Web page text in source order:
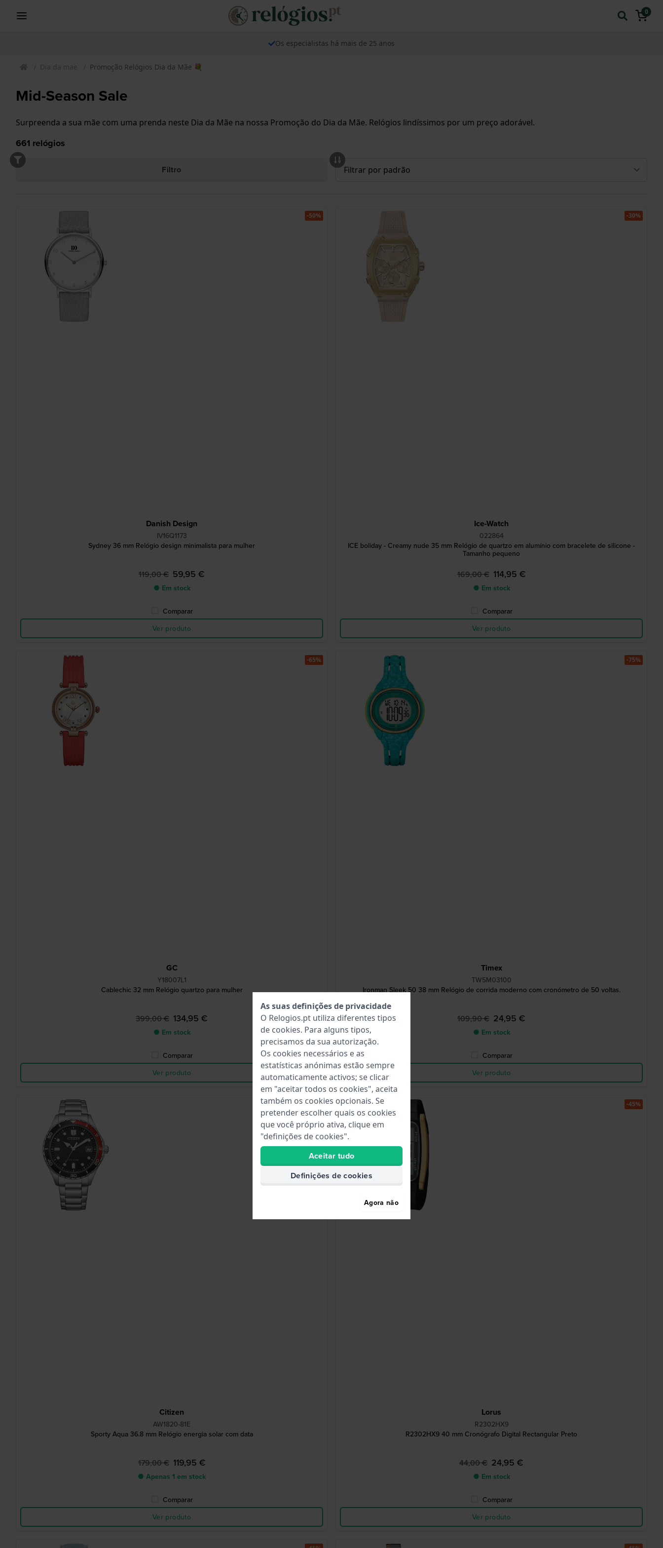
0
Os especialistas há mais de 25 anos
Dia da mae Promoção Relógios Dia da Mãe 💐
Mid-Season Sale
Surpreenda a sua mãe com uma prenda neste Dia da Mãe na nossa Promoção do Dia da Mãe. Relógios lindíssimos por um preço adorável.
661 relógios
Filtro
Danish Design
IV16Q1173
Sydney 36 mm Relógio design minimalista para mulher
119,00 € 59,95 €
● Em stock
Comparar
Ver produto
-50%
Ice-Watch
022864
ICE boliday - Creamy nude 35 mm Relógio de quartzo em alumínio com bracelete de silicone -
Tamanho pequeno
169,00 € 114,95 €
● Em stock
Comparar
Ver produto
-30%
GC
Y18007L1
Cablechic 32 mm Relógio quartzo para mulher
399,00 € 134,95 €
● Em stock
Comparar
Ver produto
-65%
Timex
TW5M03100
Ironman Sleek 50 38 mm Relógio de corrida moderno com cronómetro de 50 voltas.
109,90 € 24,95 €
● Em stock
Comparar
Ver produto
-75%
Citizen
AW1820-81E
Sporty Aqua 36.8 mm Relógio energia solar com data
179,00 € 119,95 €
● Apenas 1 em stock
Comparar
Ver produto
-30%
Lorus
R2302HX9
R2302HX9 40 mm Cronógrafo Digital Rectangular Preto
44,00 € 24,95 €
● Em stock
Comparar
Ver produto
-45%
As suas definições de privacidade
O Relogios.pt utiliza diferentes tipos
de cookies. Para alguns tipos,
precisamos da sua autorização.
Os cookies necessários e as
estatísticas anónimas estão sempre
automaticamente activos; se clicar
em "aceitar todos os cookies", aceita
também os cookies opcionais. Se
pretender escolher quais os cookies
que você próprio ativa, clique em
"definições de cookies".
Aceitar tudo
Definições de cookies
Agora não